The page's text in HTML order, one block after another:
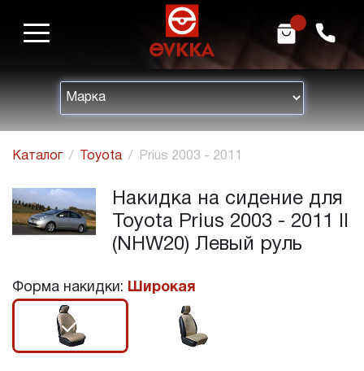
h m
Каталог Toyota Prius 2003 - 2011
Накидка на сидение для
Toyota Prius 2003 - 2011 II
(NHW20) Левый руль
Форма накидки: Широкая
r